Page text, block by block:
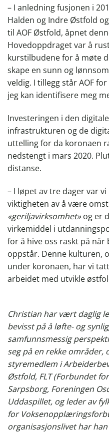
– I anledning fusjonen i
Halden og Indre Østfold
til AOF Østfold, åpnet
Hovedoppdraget var å
kurstilbudene for å møte
skape en sunn og
veldig. I tillegg står AOF
jeg kan identifisere meg
Investeringen i den
infrastrukturen og de
uttelling for da koronaen
nedstengt i mars 2020.
distanse.
– I løpet av tre dager var
viktigheten av å være
«geriljavirksomhet»og er
virkemiddel i
for å hive oss raskt på
oppstår. Denne kulturen,
under koronaen, har vi
arbeidet med utvikle
Christian har vært daglig
bevisst på å løfte- og
samfunnsmessig
seg på en rekke
styremedlem i
Østfold, FLT (Forbundet
Sarpsborg, Foreningen
Uddaspillet, og leder av
for
organisasjonslivet har